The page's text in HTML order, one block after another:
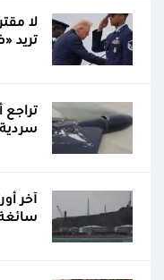
لا
تريد
سردية
آخر